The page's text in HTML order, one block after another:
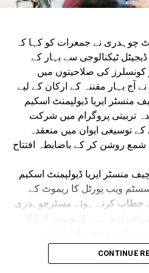
بہار اسمبلی الیکشن 2025: کم ووٹوں سے جیتی
چوہدری نے جمعرات کو کہا کہ
ٹیکنالوجی سے بہار کے
کونسلرز کی صلاحیتوں میں
آج بہار مقننہ کے ارکان کے لیے
منسٹر ایریا ڈیولپمنٹ اسکیم
تربیتی پروگرام میں شرکت
توسیعی ایوان میں منعقدہ
روشن کر کے باضابطہ افتتاح
منسٹر ایریا ڈیولپمنٹ اسکیم
ویب پورٹل کا ریموٹ کے
سے خطاب کرتے ہوئے مسٹرچوہدری
حکومت، انتظامیہ اور
چکی ہے۔ تمام وزراء،
CONTINUE